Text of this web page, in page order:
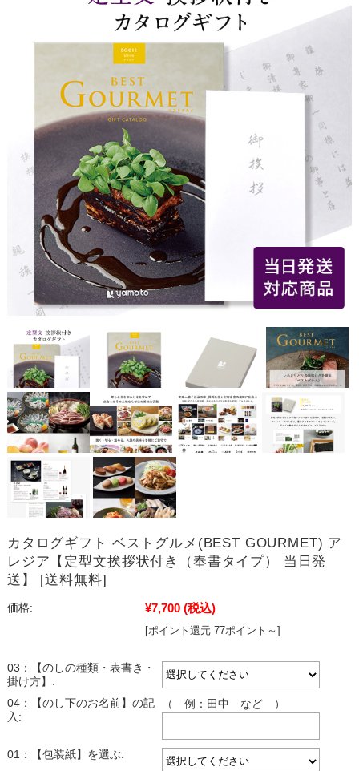
カタログギフト ベストグルメ(BEST GOURMET) ア
レジア【定型文挨拶状付き（奉書タイプ） 当日発
送】 [送料無料]
価格: ¥7,700 (税込)
[ポイント還元 77ポイント～]
03：【のしの種類・表書き・
掛け方】:
04：【のし下のお名前】の記
入:
（ 例：田中 など ）
01：【包装紙】を選ぶ: